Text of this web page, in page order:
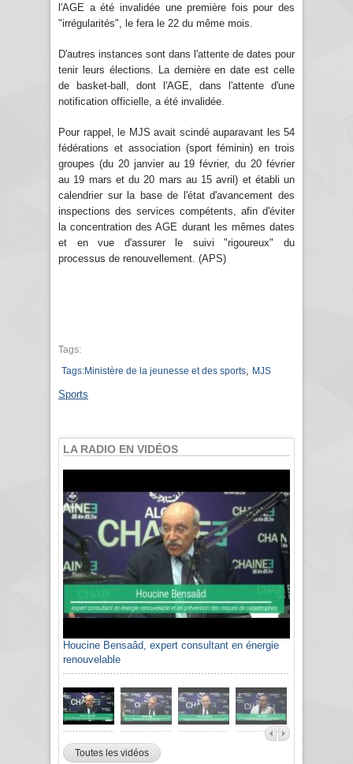
l'AGE a été invalidée une première fois pour des
"irrégularités", le fera le 22 du même mois.
D'autres instances sont dans l'attente de dates pour
tenir leurs élections. La dernière en date est celle
de basket-ball, dont l'AGE, dans l'attente d'une
notification officielle, a été invalidée.
Pour rappel, le MJS avait scindé auparavant les 54
fédérations et association (sport féminin) en trois
groupes (du 20 janvier au 19 février, du 20 février
au 19 mars et du 20 mars au 15 avril) et établi un
calendrier sur la base de l'état d'avancement des
inspections des services compétents, afin d'éviter
la concentration des AGE durant les mêmes dates
et en vue d'assurer le suivi "rigoureux" du
processus de renouvellement. (APS)
Tags:
Tags:Ministère de la jeunesse et des sports
MJS
Sports
LA RADIO EN VIDÉOS
Houcine Bensaâd, expert consultant en énergie
renouvelable
Toutes les vidéos